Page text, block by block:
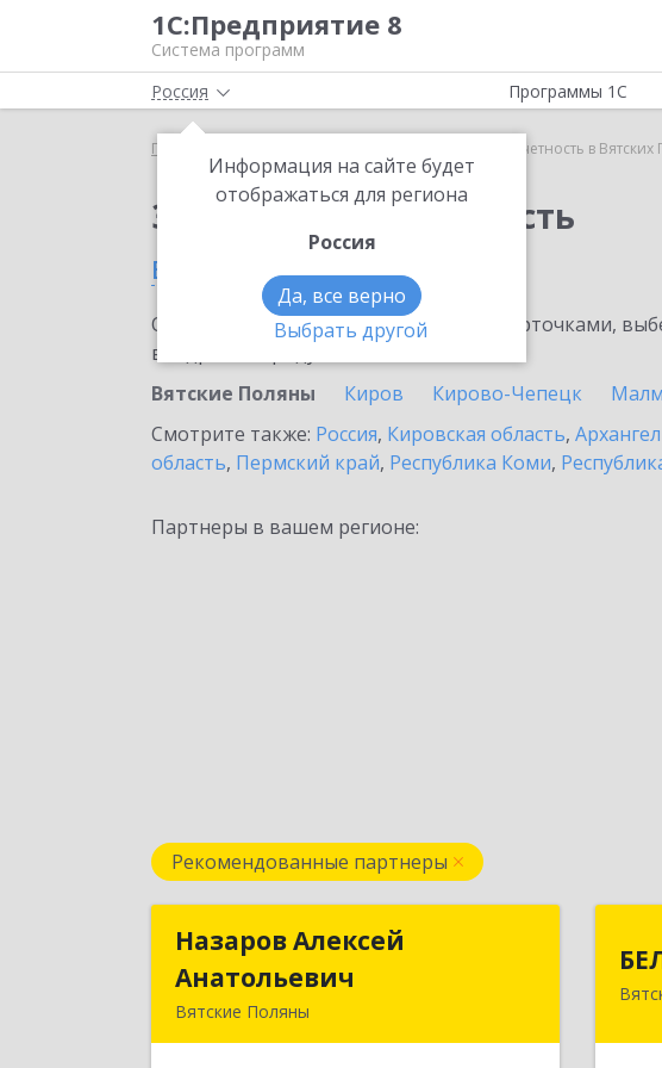
1С:Предприятие 8
Система программ
Россия
Информация на сайте будет
отображаться для региона
Россия
Да, все верно
Выбрать другой
Программы 1С
Главная 1С-Отчетность в
Заказать 1С-Отчетность
в Вятских Полянах
Ознакомьтесь с информационными карточками,
внедрение продукта.
Вятские Поляны
Киров Кирово-Чепецк
Смотрите также: Россия, Кировская область,
область, Пермский край, Республика Коми,
Партнеры в вашем регионе:
Рекомендованные партнеры
Назаров Алексей
Анатольевич
Вятские Поляны
Назаров Алексей